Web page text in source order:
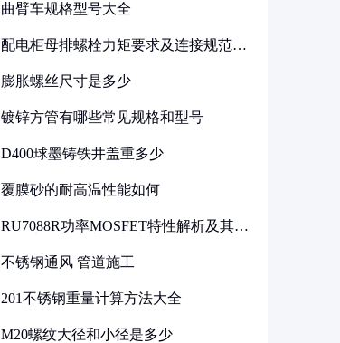
曲臂车规格型号大全
配电柜母排螺栓力矩要求及连接规范详
膨胀螺丝尺寸是多少
镀锌方管有哪些常见规格和型号
D400球墨铸铁井盖重多少
覆膜砂的耐高温性能如何
RU7088R功率MOSFET特性解析及其在
不锈钢通风 管道施工
201不锈钢重量计算方法大全
M20螺纹大径和小径是多少